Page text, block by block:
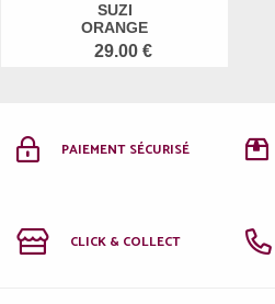
SUZI
ORANGE
29.00 €
PAIEMENT SÉCURISÉ
CLICK & COLLECT